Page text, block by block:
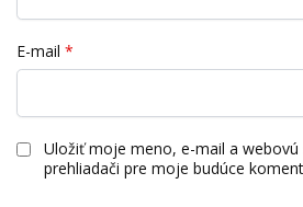
E-mail *
Uložiť moje meno, e-mail a
prehliadači pre moje budúce